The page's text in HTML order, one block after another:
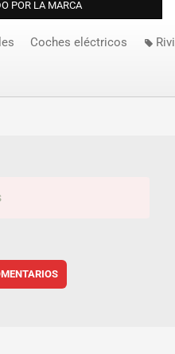
POR LA MARCA
Coches eléctricos